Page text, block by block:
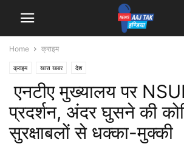
Home क्राइम
क्राइम खास खबर देश
एनटीए मुख्यालय पर
प्रदर्शन, अंदर घुसने की
सुरक्षाबलों से धक्का-मुक्की